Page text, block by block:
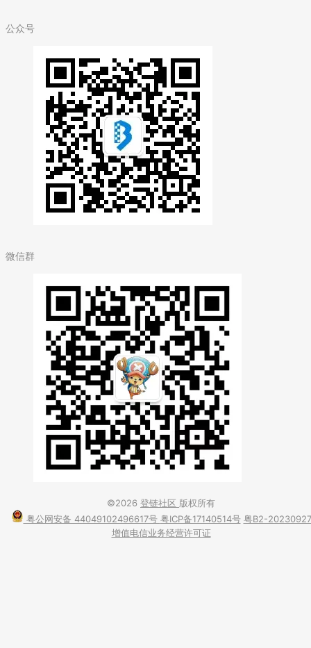
公众号
微信群
©2026 登链社区 版权所有
粤公网安备 44049102496617号 粤ICP备17140514号 粤B2-20230927
增值电信业务经营许可证